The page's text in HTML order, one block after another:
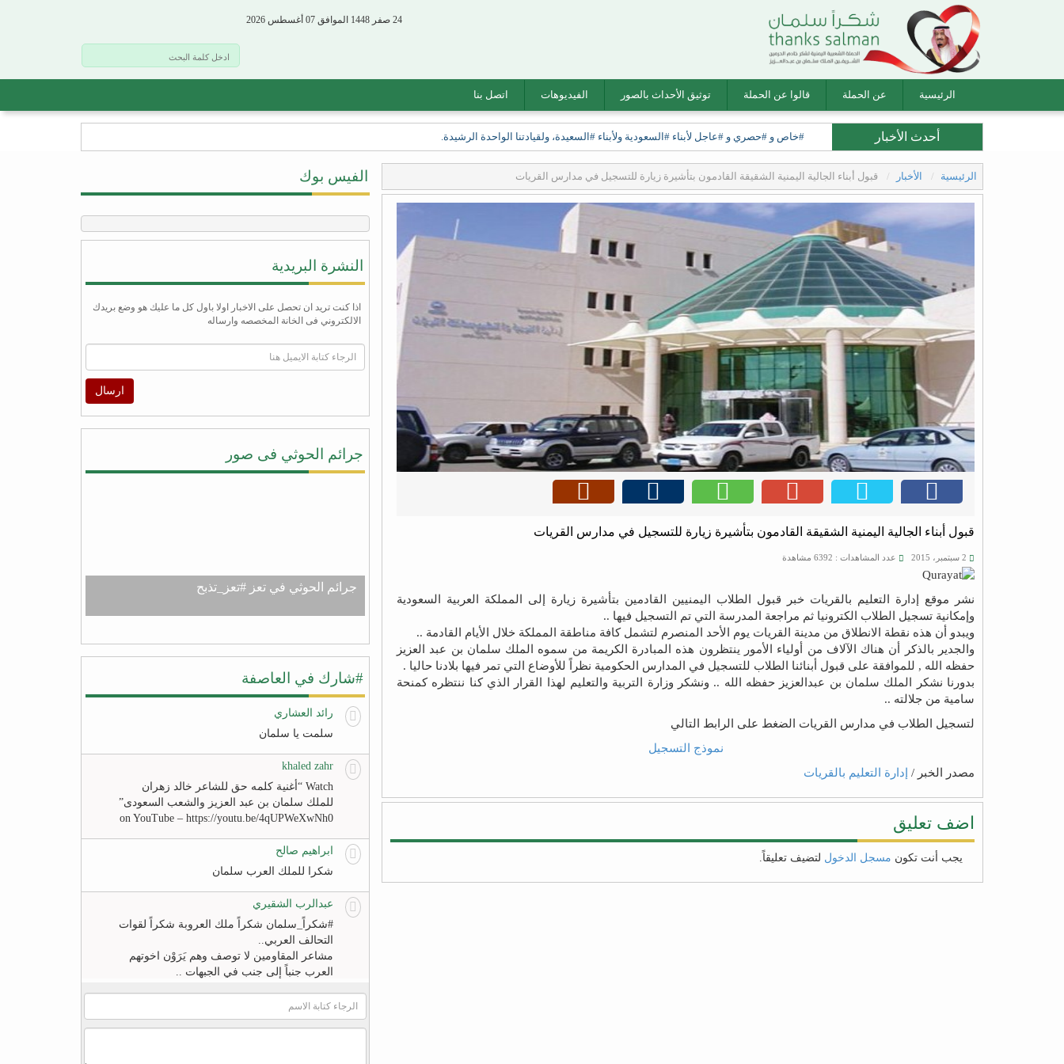
24 صفر 1448 الموافق 07 أغسطس 2026
الرئيسية عن الحملة قالوا عن الحملة توثيق الأحداث بالصور الفيديوهات اتصل بنا
أحدث الأخبار #خاص و #حصري و #عاجل لأبناء #السعودية ولأبناء #السعيدة، ولقيادتنا الواحدة الرشيدة.
الرئيسية الأخبار قبول أبناء الجالية اليمنية الشقيقة القادمون بتأشيرة زيارة للتسجيل في مدارس القريات
قبول أبناء الجالية اليمنية الشقيقة القادمون بتأشيرة زيارة للتسجيل في مدارس القريات
عدد المشاهدات : 6392 مشاهدة
نشر موقع إدارة التعليم بالقريات خبر قبول الطلاب اليمنيين القادمين بتأشيرة زيارة إلى المملكة العربية السعودية
وإمكانية تسجيل الطلاب الكترونيا ثم مراجعة المدرسة التي تم التسجيل فيها ..
ويبدو أن هذه نقطة الانطلاق من مدينة القريات يوم الأحد المنصرم لتشمل كافة مناطقة المملكة خلال الأيام القادمة ..
والجدير بالذكر أن هناك الآلاف من أولياء الأمور ينتظرون هذه المبادرة الكريمة من سموه الملك سلمان بن عبد العزيز
حفظه الله , للموافقة على قبول أبنائنا الطلاب للتسجيل في المدارس الحكومية نظراً للأوضاع التي تمر فيها بلادنا حاليا .
بدورنا نشكر الملك سلمان بن عبدالعزيز حفظه الله .. ونشكر وزارة التربية والتعليم لهذا القرار الذي كنا ننتظره كمنحة
سامية من جلالته ..
لتسجيل الطلاب في مدارس القريات الضغط على الرابط التالي
نموذج التسجيل
مصدر الخبر / إدارة التعليم بالقريات
اضف تعليق
يجب أنت تكون مسجل الدخول لتضيف تعليقاً.
الفيس بوك
النشرة البريدية
اذا كنت تريد ان تحصل على الاخبار اولا باول كل ما عليك هو وضع بريدك
الالكتروني فى الخانة المخصصه وارساله
ارسال
جرائم الحوثي فى صور
جرائم الحوثي في تعز #تعز_تذبح
#شارك في العاصفة
رائد العشاري
سلمت يا سلمان
khaled zahr
Watch “أغنية كلمه حق للشاعر خالد زهران
للملك سلمان بن عبد العزيز والشعب السعودى”
on YouTube – https://youtu.be/4qUPWeXwNh0
ابراهيم صالح
شكرا للملك العرب سلمان
عبدالرب الشقيري
#‏شكراً_سلمان‬ شكراً ملك العروبة شكراً لقوات
التحالف العربي..
مشاعر المقاومين لا توصف وهم يَرَوْن اخوتهم
العرب جنباً إلى جنب في الجبهات ..
FB